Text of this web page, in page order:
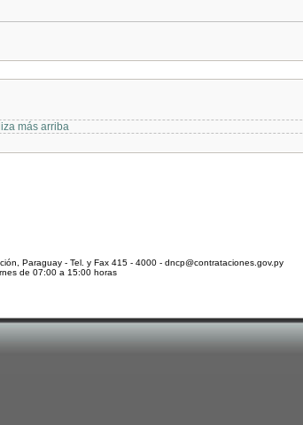
más arriba
Paraguay - Tel. y Fax 415 - 4000 - dncp@contrataciones.gov.py
de 07:00 a 15:00 horas